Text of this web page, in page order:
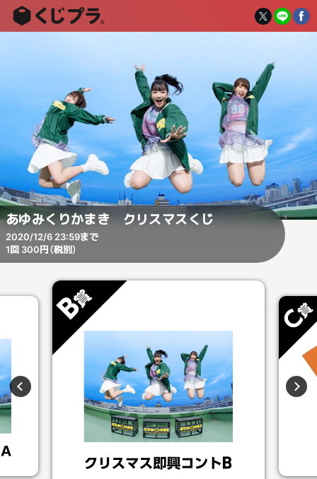
あゆみくりかまき クリスマスくじ
2020/12/6 23:59まで
1回 300円（税別）